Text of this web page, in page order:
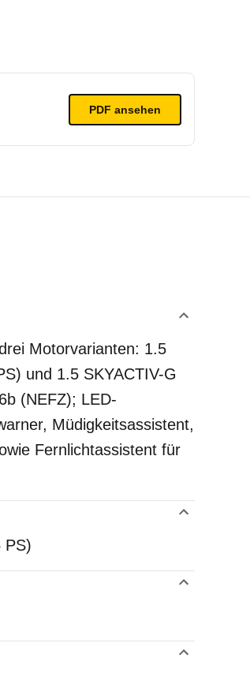
PDF ansehen
Motorvarianten: 1.5
und 1.5 SKYACTIV-G
(NEFZ); LED-
Müdigkeitsassistent,
Fernlichtassistent für
PS)